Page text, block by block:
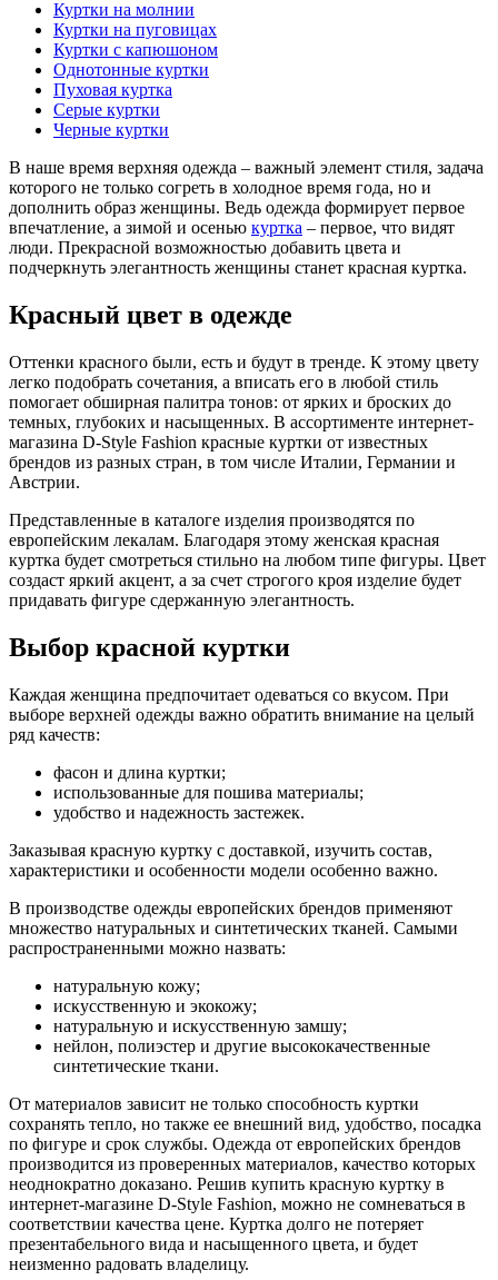
Куртки на молнии
Куртки на пуговицах
Куртки с капюшоном
Однотонные куртки
Пуховая куртка
Серые куртки
Черные куртки
В наше время верхняя одежда – важный элемент стиля, задача
которого не только согреть в холодное время года, но и
дополнить образ женщины. Ведь одежда формирует первое
впечатление, а зимой и осенью куртка – первое, что видят
люди. Прекрасной возможностью добавить цвета и
подчеркнуть элегантность женщины станет красная куртка.
Красный цвет в одежде
Оттенки красного были, есть и будут в тренде. К этому цвету
легко подобрать сочетания, а вписать его в любой стиль
помогает обширная палитра тонов: от ярких и броских до
темных, глубоких и насыщенных. В ассортименте интернет-
магазина D-Style Fashion красные куртки от известных
брендов из разных стран, в том числе Италии, Германии и
Австрии.
Представленные в каталоге изделия производятся по
европейским лекалам. Благодаря этому женская красная
куртка будет смотреться стильно на любом типе фигуры. Цвет
создаст яркий акцент, а за счет строгого кроя изделие будет
придавать фигуре сдержанную элегантность.
Выбор красной куртки
Каждая женщина предпочитает одеваться со вкусом. При
выборе верхней одежды важно обратить внимание на целый
ряд качеств:
фасон и длина куртки;
использованные для пошива материалы;
удобство и надежность застежек.
Заказывая красную куртку с доставкой, изучить состав,
характеристики и особенности модели особенно важно.
В производстве одежды европейских брендов применяют
множество натуральных и синтетических тканей. Самыми
распространенными можно назвать:
натуральную кожу;
искусственную и экокожу;
натуральную и искусственную замшу;
нейлон, полиэстер и другие высококачественные
синтетические ткани.
От материалов зависит не только способность куртки
сохранять тепло, но также ее внешний вид, удобство, посадка
по фигуре и срок службы. Одежда от европейских брендов
производится из проверенных материалов, качество которых
неоднократно доказано. Решив купить красную куртку в
интернет-магазине D-Style Fashion, можно не сомневаться в
соответствии качества цене. Куртка долго не потеряет
презентабельного вида и насыщенного цвета, и будет
неизменно радовать владелицу.